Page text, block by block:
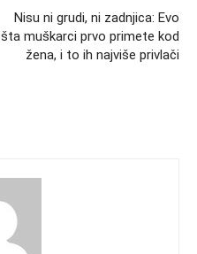
Nisu ni grudi, ni zadnjica: Evo
šta muškarci prvo primete kod
žena, i to ih najviše privlači